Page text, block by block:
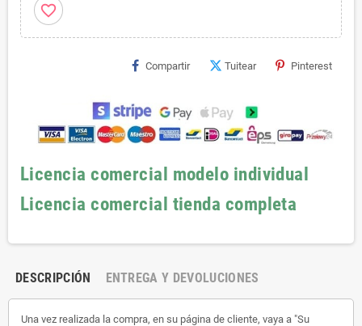
favorite_border
Compartir Tuitear Pinterest
Licencia comercial modelo individual
Licencia comercial tienda completa
DESCRIPCIÓN ENTREGA Y DEVOLUCIONES
Una vez realizada la compra, en su página de cliente, vaya a "Su